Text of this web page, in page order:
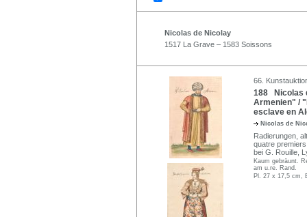
Nicolas de Nicolay
1517 La Grave – 1583 Soissons
66.
188 Nicolas
Armenien" /
esclave en
Nicolas de
Radierungen,
quatre
bei G. Rouille,
Kaum gebräunt.
am u.re. Rand.
Pl. 27 x 17,5 cm,